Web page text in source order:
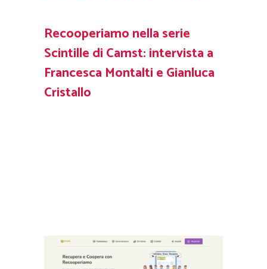
Recooperiamo nella serie
Scintille di Camst: intervista a
Francesca Montalti e Gianluca
Cristallo